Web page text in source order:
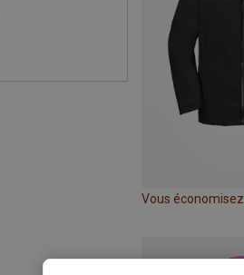
Vous